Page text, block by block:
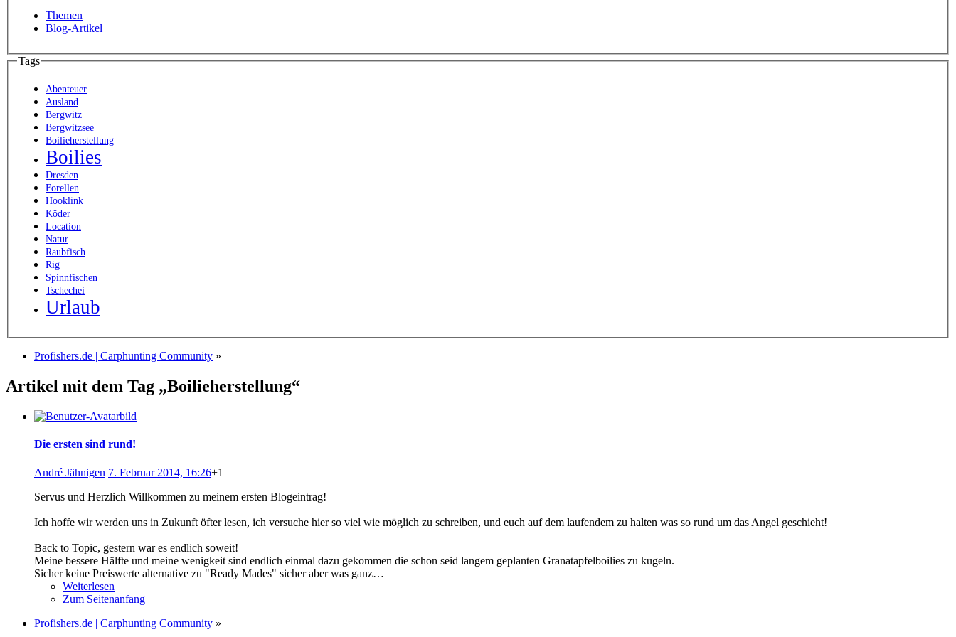
Themen
Blog-Artikel
Tags
Abenteuer
Ausland
Bergwitz
Bergwitzsee
Boilieherstellung
Boilies
Dresden
Forellen
Hooklink
Köder
Location
Natur
Raubfisch
Rig
Spinnfischen
Tschechei
Urlaub
Profishers.de | Carphunting Community »
Artikel mit dem Tag „Boilieherstellung“
Die ersten sind rund!
André Jähnigen 7. Februar 2014, 16:26+1
Servus und Herzlich Willkommen zu meinem ersten Blogeintrag!
Ich hoffe wir werden uns in Zukunft öfter lesen, ich versuche hier so viel wie möglich zu schreiben, und euch auf dem laufendem zu halten was so rund um das Angel geschieht!
Back to Topic, gestern war es endlich soweit!
Meine bessere Hälfte und meine wenigkeit sind endlich einmal dazu gekommen die schon seid langem geplanten Granatapfelboilies zu kugeln.
Sicher keine Preiswerte alternative zu "Ready Mades" sicher aber was ganz…
Weiterlesen
Zum Seitenanfang
Profishers.de | Carphunting Community »